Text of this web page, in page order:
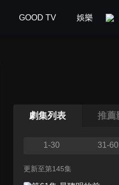
GOOD TV 娛樂
劇集列表 推薦
1-30 31-60
更新至第145集